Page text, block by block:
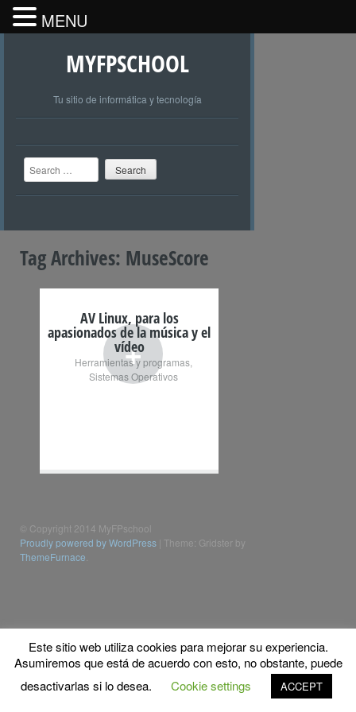
MYFPSCHOOL
Tu sitio de informática y tecnología
Search
Tag Archives: MuseScore
+
AV Linux, para los
apasionados de la música y el
vídeo
Herramientas y programas,
Sistemas Operativos
© Copyright 2014 MyFPschool
Proudly powered by WordPress Theme: Gridster by
ThemeFurnace
Este sitio web utiliza cookies para mejorar su experiencia.
Asumiremos que está de acuerdo con esto, no obstante, puede
desactivarlas si lo desea.
Cookie settings ACCEPT
MENU